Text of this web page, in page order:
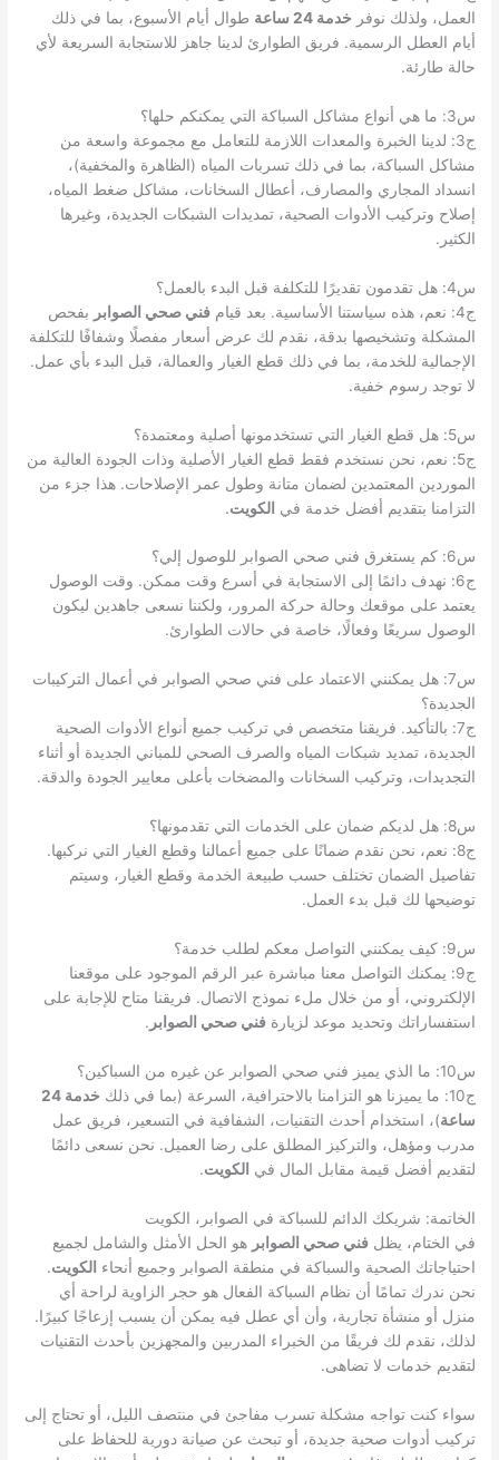
العمل، ولذلك نوفر خدمة 24 ساعة
طوال أيام الأسبوع، بما في ذلك
أيام العطل الرسمية. فريق الطوارئ لدينا جاهز للاستجابة السريعة لأي
حالة طارئة.
س3: ما هي أنواع مشاكل السباكة التي يمكنكم حلها؟
ج3: لدينا الخبرة والمعدات اللازمة للتعامل مع مجموعة واسعة من
مشاكل السباكة، بما في ذلك تسربات المياه (الظاهرة والمخفية)،
انسداد المجاري والمصارف، أعطال السخانات، مشاكل ضغط المياه،
إصلاح وتركيب الأدوات الصحية، تمديدات الشبكات الجديدة، وغيرها
الكثير.
س4: هل تقدمون تقديرًا للتكلفة قبل البدء بالعمل؟
ج4: نعم، هذه سياستنا الأساسية. بعد قيام
فني صحي الصوابر بفحص
المشكلة وتشخيصها بدقة، نقدم لك عرض أسعار مفصلًا وشفافًا للتكلفة
الإجمالية للخدمة، بما في ذلك قطع الغيار والعمالة، قبل البدء بأي عمل.
لا توجد رسوم خفية.
س5: هل قطع الغيار التي تستخدمونها أصلية ومعتمدة؟
ج5: نعم، نحن نستخدم فقط قطع الغيار الأصلية وذات الجودة العالية من
الموردين المعتمدين لضمان متانة وطول عمر الإصلاحات. هذا جزء من
التزامنا بتقديم أفضل خدمة في الكويت.
س6: كم يستغرق فني صحي الصوابر للوصول إلي؟
ج6: نهدف دائمًا إلى الاستجابة في أسرع وقت ممكن. وقت الوصول
يعتمد على موقعك وحالة حركة المرور، ولكننا نسعى جاهدين ليكون
الوصول سريعًا وفعالًا، خاصة في حالات الطوارئ.
س7: هل يمكنني الاعتماد على فني صحي الصوابر في أعمال التركيبات
الجديدة؟
ج7: بالتأكيد. فريقنا متخصص في تركيب جميع أنواع الأدوات الصحية
الجديدة، تمديد شبكات المياه والصرف الصحي للمباني الجديدة أو أثناء
التجديدات، وتركيب السخانات والمضخات بأعلى معايير الجودة والدقة.
س8: هل لديكم ضمان على الخدمات التي تقدمونها؟
ج8: نعم، نحن نقدم ضمانًا على جميع أعمالنا وقطع الغيار التي نركبها.
تفاصيل الضمان تختلف حسب طبيعة الخدمة وقطع الغيار، وسيتم
توضيحها لك قبل بدء العمل.
س9: كيف يمكنني التواصل معكم لطلب خدمة؟
ج9: يمكنك التواصل معنا مباشرة عبر الرقم الموجود على موقعنا
الإلكتروني، أو من خلال ملء نموذج الاتصال. فريقنا متاح للإجابة على
استفساراتك وتحديد موعد لزيارةفني صحي الصوابر .
س10: ما الذي يميز فني صحي الصوابر عن غيره من السباكين؟
ج10: ما يميزنا هو التزامنا بالاحترافية، السرعة (بما في ذلك
خدمة 24
ساعة)، استخدام أحدث التقنيات، الشفافية في التسعير، فريق عمل
مدرب ومؤهل، والتركيز المطلق على رضا العميل. نحن نسعى دائمًا
لتقديم أفضل قيمة مقابل المال في الكويت.
الخاتمة: شريكك الدائم للسباكة في الصوابر، الكويت
في الختام، يظلفني صحي الصوابر هو الحل الأمثل والشامل لجميع
احتياجاتك الصحية والسباكة في منطقة الصوابر وجميع أنحاء الكويت.
نحن ندرك تمامًا أن نظام السباكة الفعال هو حجر الزاوية لراحة أي
منزل أو منشأة تجارية، وأن أي عطل فيه يمكن أن يسبب إزعاجًا كبيرًا.
لذلك، نقدم لك فريقًا من الخبراء المدربين والمجهزين بأحدث التقنيات
لتقديم خدمات لا تضاهى.
سواء كنت تواجه مشكلة تسرب مفاجئ في منتصف الليل، أو تحتاج إلى
تركيب أدوات صحية جديدة، أو تبحث عن صيانة دورية للحفاظ على